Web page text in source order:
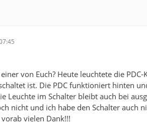
von Euch? Heute leuchtete die
ist. Die PDC funktioniert hinten
Leuchte im Schalter bleibt auch bei
nicht und ich habe den Schalter auch
vielen Dank!!!